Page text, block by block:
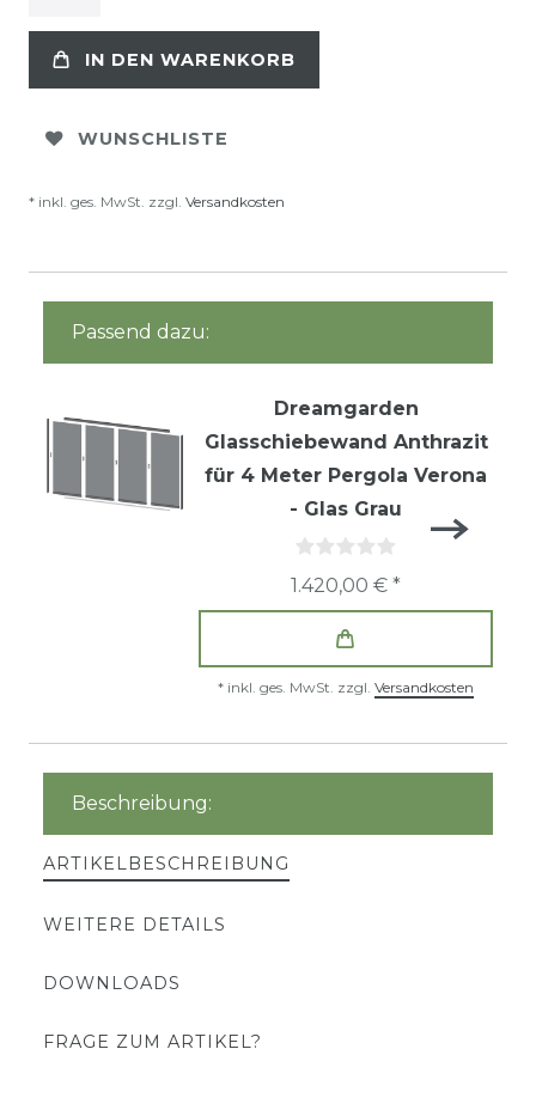
IN DEN WARENKORB
WUNSCHLISTE
* inkl. ges. MwSt. zzgl. Versandkosten
Passend dazu:
Dreamgarden
Glasschiebewand Anthrazit
für 4 Meter Pergola Verona
- Glas Grau
1.420,00 € *
* inkl. ges. MwSt. zzgl. Versandkosten
Beschreibung:
ARTIKELBESCHREIBUNG
WEITERE DETAILS
DOWNLOADS
FRAGE ZUM ARTIKEL?